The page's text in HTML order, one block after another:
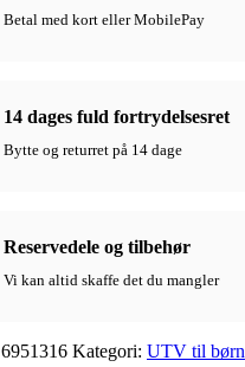
Betal med kort eller MobilePay
14 dages fuld fortrydelsesret
Bytte og returret på 14 dage
Reservedele og tilbehør
Vi kan altid skaffe det du mangler
6951316 Kategori: UTV til børn